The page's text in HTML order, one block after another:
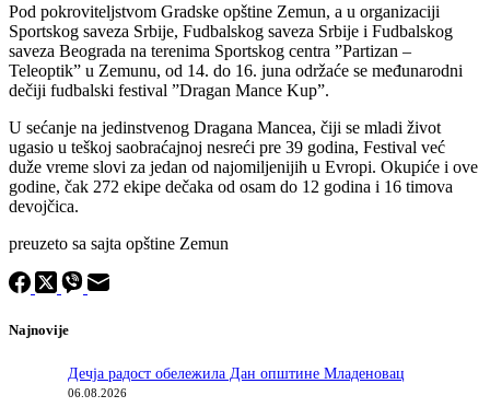
Pod pokroviteljstvom Gradske opštine Zemun, a u organizaciji
Sportskog saveza Srbije, Fudbalskog saveza Srbije i Fudbalskog
saveza Beograda na terenima Sportskog centra ”Partizan –
Teleoptik” u Zemunu, od 14. do 16. juna održaće se međunarodni
dečiji fudbalski festival ”Dragan Mance Kup”.
U sećanje na jedinstvenog Dragana Mancea, čiji se mladi život
ugasio u teškoj saobraćajnoj nesreći pre 39 godina, Festival već
duže vreme slovi za jedan od najomiljenijih u Evropi. Okupiće i ove
godine, čak 272 ekipe dečaka od osam do 12 godina i 16 timova
devojčica.
preuzeto sa sajta opštine Zemun
Najnovije
Дечја радост обележила Дан општине Младеновац
06.08.2026